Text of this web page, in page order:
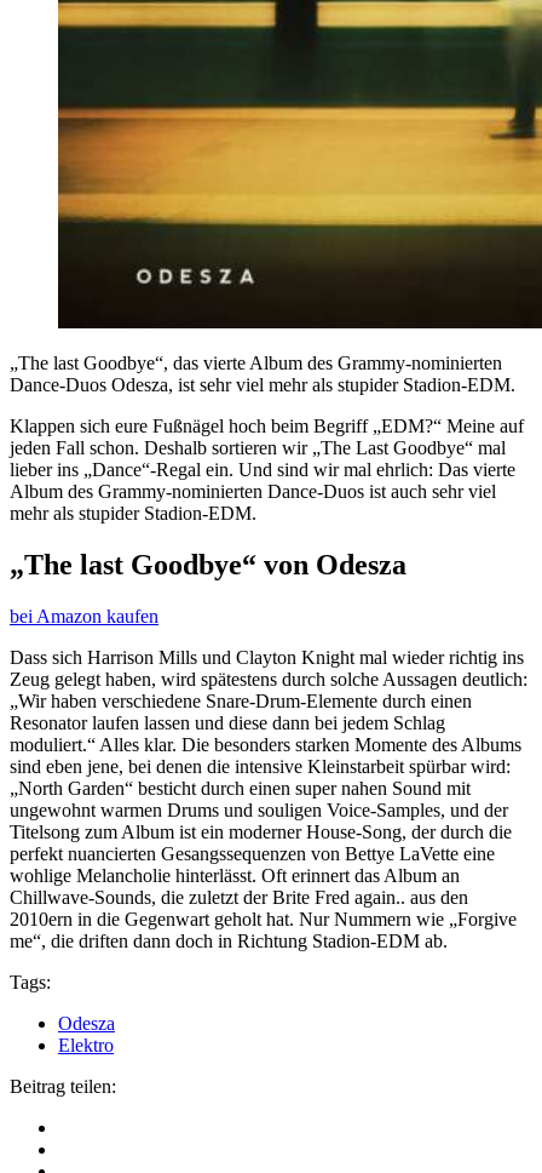
„The last Goodbye“, das vierte Album des Grammy-nominierten
Dance-Duos Odesza, ist sehr viel mehr als stupider Stadion-EDM.
Klappen sich eure Fußnägel hoch beim Begriff „EDM?“ Meine auf
jeden Fall schon. Deshalb sortieren wir „The Last Goodbye“ mal
lieber ins „Dance“-Regal ein. Und sind wir mal ehrlich: Das vierte
Album des Grammy-nominierten Dance-Duos ist auch sehr viel
mehr als stupider Stadion-EDM.
„The last Goodbye“ von Odesza
bei Amazon kaufen
Dass sich Harrison Mills und Clayton Knight mal wieder richtig ins
Zeug gelegt haben, wird spätestens durch solche Aussagen deutlich:
„Wir haben verschiedene Snare-Drum-Elemente durch einen
Resonator laufen lassen und diese dann bei jedem Schlag
moduliert.“ Alles klar. Die besonders starken Momente des Albums
sind eben jene, bei denen die intensive Kleinstarbeit spürbar wird:
„North Garden“ besticht durch einen super nahen Sound mit
ungewohnt warmen Drums und souligen Voice-Samples, und der
Titelsong zum Album ist ein moderner House-Song, der durch die
perfekt nuancierten Gesangssequenzen von Bettye LaVette eine
wohlige Melancholie hinterlässt. Oft erinnert das Album an
Chillwave-Sounds, die zuletzt der Brite Fred again.. aus den
2010ern in die Gegenwart geholt hat. Nur Nummern wie „Forgive
me“, die driften dann doch in Richtung Stadion-EDM ab.
Tags:
Odesza
Elektro
Beitrag teilen: